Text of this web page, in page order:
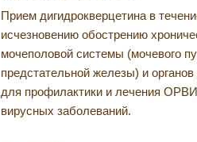
Прием дигидрокверцетина в
исчезновению обострению
мочеполовой системы (мочевого
предстательной железы) и
для профилактики и лечения
вирусных заболеваний.